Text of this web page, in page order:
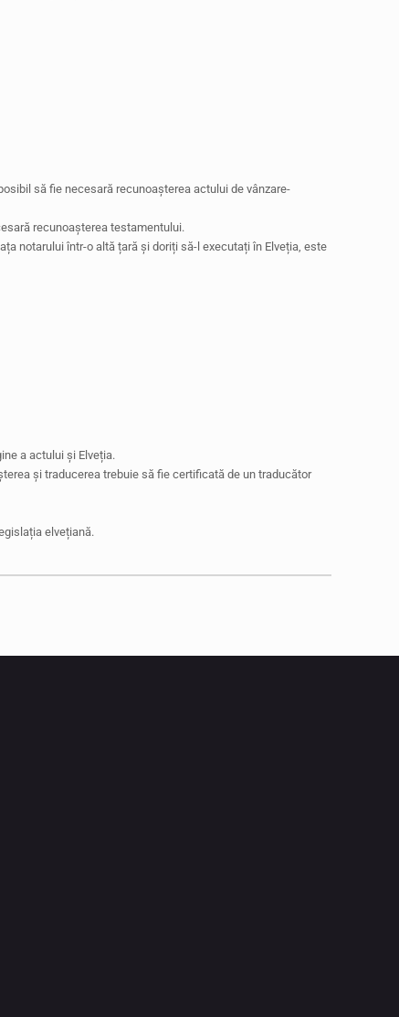
să fie necesară recunoașterea actului de vânzare-
recunoașterea testamentului.
notarului într-o altă țară și doriți să-l executați în Elveția, este
a actului și Elveția.
și traducerea trebuie să fie certificată de un traducător
elvețiană.